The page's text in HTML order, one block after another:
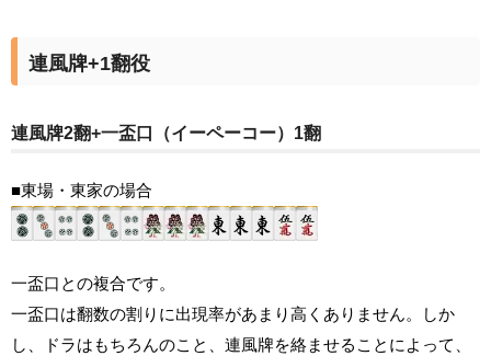
連風牌+1翻役
連風牌2翻+一盃口（イーペーコー）1翻
■東場・東家の場合
一盃口との複合です。
一盃口は翻数の割りに出現率があまり高くありません。しか
し、ドラはもちろんのこと、連風牌を絡ませることによって、